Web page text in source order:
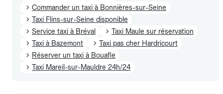
Commander un taxi à Bonnières-sur-Seine
Taxi Flins-sur-Seine disponible
Service taxi à Bréval
Taxi Maule sur réservation
Taxi à Bazemont
Taxi pas cher Hardricourt
Réserver un taxi à Bouafle
Taxi Mareil-sur-Mauldre 24h/24